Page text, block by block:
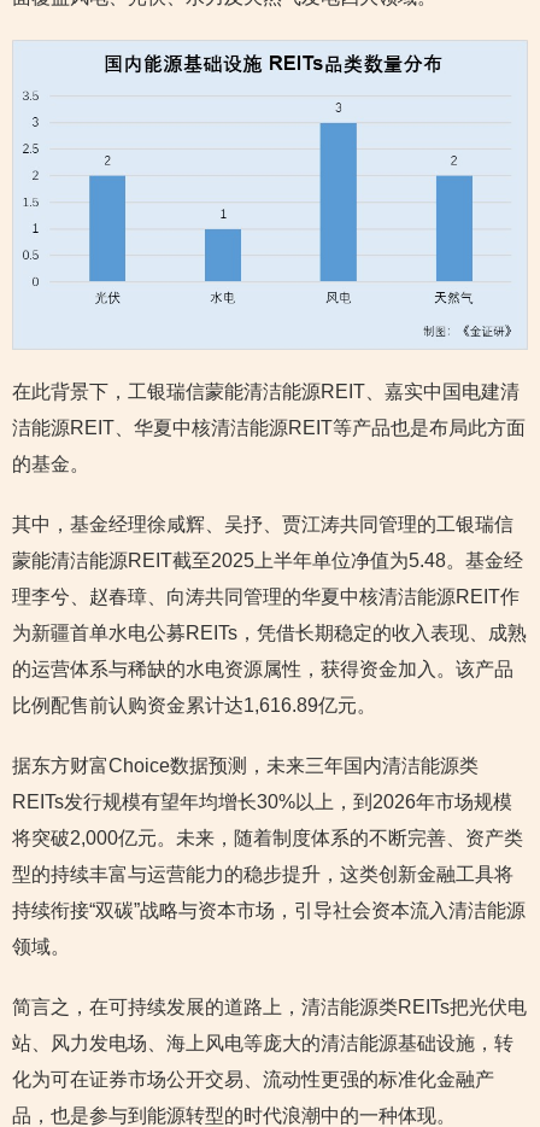
在此背景下，工银瑞信蒙能清洁能源REIT、嘉实中国电建清
洁能源REIT、华夏中核清洁能源REIT等产品也是布局此方面
的基金。
其中，基金经理徐咸辉、吴抒、贾江涛共同管理的工银瑞信
蒙能清洁能源REIT截至2025上半年单位净值为5.48。基金经
理李兮、赵春璋、向涛共同管理的华夏中核清洁能源REIT作
为新疆首单水电公募REITs，凭借长期稳定的收入表现、成熟
的运营体系与稀缺的水电资源属性，获得资金加入。该产品
比例配售前认购资金累计达1,616.89亿元。
据东方财富Choice数据预测，未来三年国内清洁能源类
REITs发行规模有望年均增长30%以上，到2026年市场规模
将突破2,000亿元。未来，随着制度体系的不断完善、资产类
型的持续丰富与运营能力的稳步提升，这类创新金融工具将
持续衔接“双碳”战略与资本市场，引导社会资本流入清洁能源
领域。
简言之，在可持续发展的道路上，清洁能源类REITs把光伏电
站、风力发电场、海上风电等庞大的清洁能源基础设施，转
化为可在证券市场公开交易、流动性更强的标准化金融产
品，也是参与到能源转型的时代浪潮中的一种体现。